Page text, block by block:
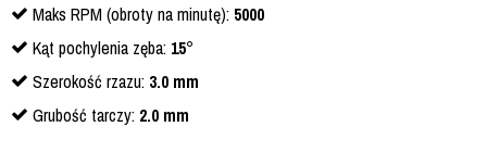
Maks RPM (obroty na minutę): 5000
Kąt pochylenia zęba: 15°
Szerokość rzazu: 3.0 mm
Grubość tarczy: 2.0 mm